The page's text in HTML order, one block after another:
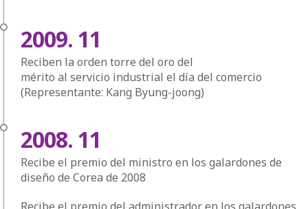
2009. 11
Reciben la orden torre del oro del
mérito al servicio industrial el día del comercio
(Representante: Kang Byung-joong)
2008. 11
Recibe el premio del ministro en los galardones de
diseño de Corea de 2008